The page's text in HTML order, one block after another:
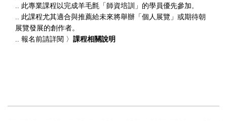
.. 此專業課程以完成羊毛氈「師資培訓」的學員優先參加。
.. 此課程尤其適合與推薦給未來將舉辦「個人展覽」 或期待朝
展覽發展的創作者。
.. 報名前請詳閱 〉 課程相關說明